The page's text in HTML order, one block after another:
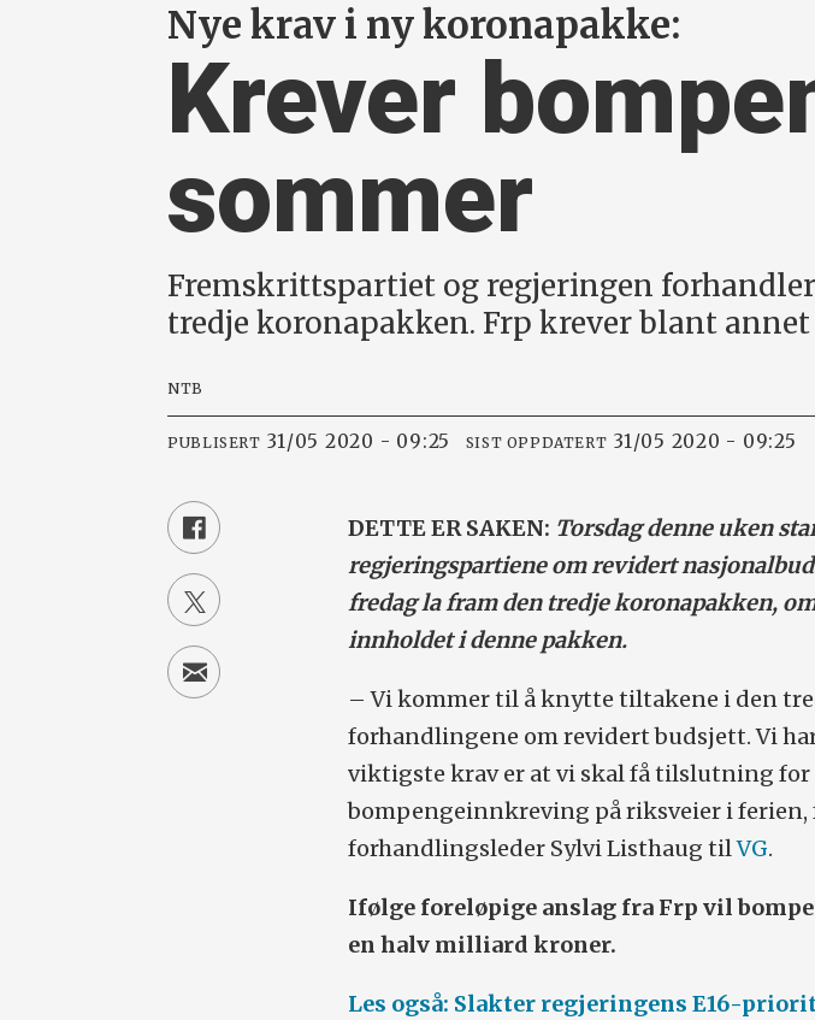
Nye krav i ny koronapakke:
Krever
sommer
Fremskrittspartiet og regjeringen
tredje koronapakken. Frp krever blant
NTB
PUBLISERT 31/05 2020 - 09:25 SIST OPPDATERT 31/05 2020 - 09:25
DETTE ER SAKEN: Torsdag denne uken
regjeringspartiene om revidert
fredag la fram den tredje koronapakken,
innholdet i denne pakken.
– Vi kommer til å knytte tiltakene i den
forhandlingene om revidert budsjett. Vi
viktigste krav er at vi skal få tilslutning for
bompengeinnkreving på riksveier i ferien,
forhandlingsleder Sylvi Listhaug tilVG.
Ifølge foreløpige anslag fra Frp vil
en halv milliard kroner.
Les også: Slakter regjeringens E16-